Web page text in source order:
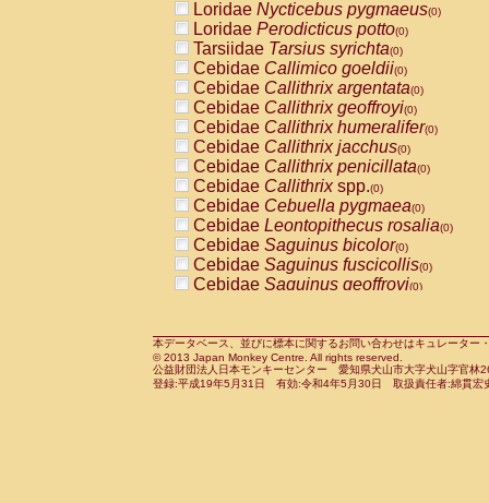
PitheciidaeCacajao calvus
PitheciidaeCallicebus cupreus
PitheciidaeCallicebus donacophilus
PitheciidaeCallicebus moloch
PitheciidaeCallicebus torquatus
PitheciidaeCallicebusspp.(0)
PitheciidaeChiropotes satanas(0)
PitheciidaePithecia monachus
PitheciidaePithecia pithecia(0)
CercopithecidaeCercocebus agilis
CercopithecidaeCercocebus
CercopithecidaeCercocebus
CercopithecidaeCercocebus
CercopithecidaeCercocebus
CercopithecidaeCercocebushybrid
CercopithecidaePapio anubis(0)
CercopithecidaePapio cynocephalus
CercopithecidaePapio hamadryas(0)
Loridae Nycticebus pygmaeus(0)
Loridae Perodicticus potto(0)
Tarsiidae Tarsius syrichta(0)
Cebidae Callimico goeldii(0)
Cebidae Callithrix argentata(0)
Cebidae Callithrix geoffroyi(0)
Cebidae Callithrix humeralifer(0)
Cebidae Callithrix jacchus(0)
Cebidae Callithrix penicillata(0)
Cebidae Callithrixspp.(0)
Cebidae Cebuella pygmaea(0)
Cebidae Leontopithecus rosalia(0)
Cebidae Saguinus bicolor(0)
Cebidae Saguinus fuscicollis(0)
Cebidae Saguinus geoffroyi(0)
CebidaeSaguinus leucopus(0)
CebidaeSaguinus midas(0)
Cebidae Saguinus mystax(0)
本データベース、並びに標本に関するお問い合わせはキュレータ
© 2013 Japan Monkey Centre. All rights reserved.
公益財団法人日本モンキーセンター 愛知県犬山市大字犬山字官
登録:平成19年5月31日 有効:令和4年5月30日 取扱責任者:綿貫宏